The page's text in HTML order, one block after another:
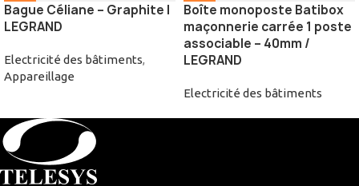
Bague Céliane – Graphite |
LEGRAND
Electricité des bâtiments,
Appareillage
Boîte monoposte Batibox
maçonnerie carrée 1 poste
associable – 40mm /
LEGRAND
Electricité des bâtiments